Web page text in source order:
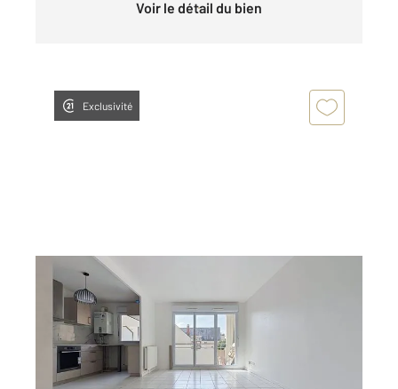
Voir le détail du bien
Exclusivité
ROUEN 76
76,10 m , 4 pièces
Ref : 34237
Appartement F4 à louer
922 €